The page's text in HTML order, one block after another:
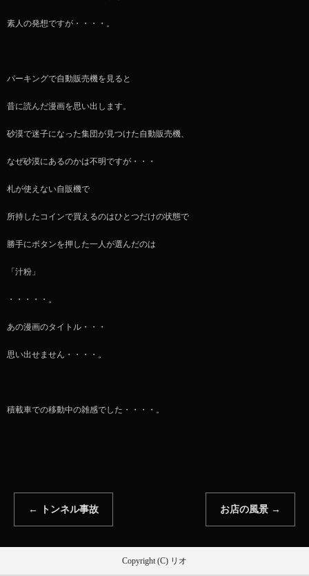
素人の発想ですが・・・・。
パーキングで自動販売機を見ると
昔に読んだ漫画を思い出します。
砂漠で迷子になった集団が見つけた自動販売機、
なぜ砂漠にあるのかは不明ですが・・・
札が使えない自販機で
所持したコインで買えるのはひとつだけの状態で
勝手にボタンを押した一人が選んだのは
「汁粉」
・・・・・。
あの漫画のタイトル・・・
思い出せません・・・・。
積載車での移動中の雑感でした・・・・。
← トンネル事故 お店の風景 →
Copyright (C) リオ